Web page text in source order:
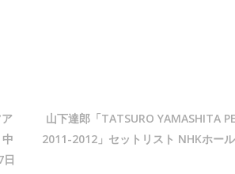
山下達郎「TATSURO YAMASHITA
2011-2012」セットリスト NHKホー